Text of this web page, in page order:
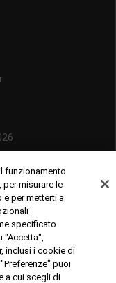
funzionamento
misurare le
per metterti a
specificato
"Accetta",
inclusi i cookie di
puoi
a cui scegli di